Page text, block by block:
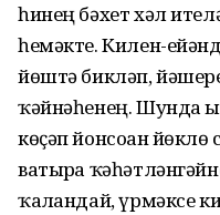
һинең бәхет хәл
һемәкте. Килен-
йөштә бикләп,
ҡәйнә­һенең. Шунда
көҫәп йонсоған
ватырға
ҡалғандай, үрмәксе